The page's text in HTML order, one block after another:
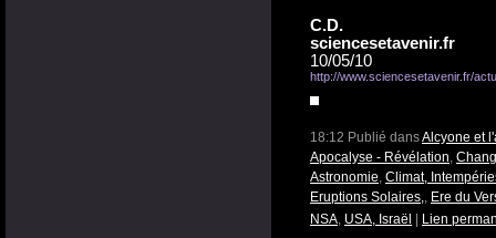
C.D.
sciencesetavenir.fr
10/05/10
http://www.sciencesetavenir.fr/
18:12 Publié dansAlcyone et
Apocalyse - Révélation,
Astronomie, Climat,
Eruptions Solaires,, Ere du
NSA, USA, Israël
Lien